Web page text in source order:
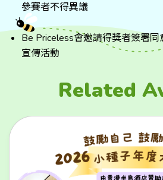
參賽者不得異議
Be Priceless會邀請得獎者簽署
宣傳活動
Related